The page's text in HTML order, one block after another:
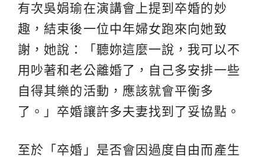
有次吳娟瑜在演講會上提到卒婚的妙
趣，結束後一位中年婦女跑來向她致
謝，她說：「聽妳這麼一說，我可以不
用吵著和老公離婚了，自己多安排一些
自得其樂的活動，應該就會平衡多
了。」卒婚讓許多夫妻找到了妥協點。
至於「卒婚」是否會因過度自由而產生